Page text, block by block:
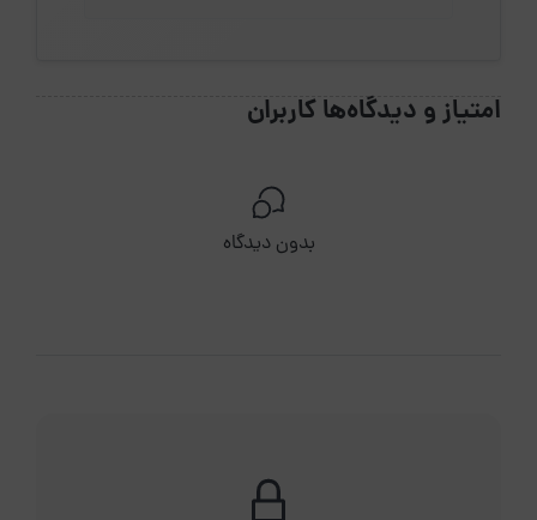
امتیاز و دیدگاه‌ها کاربران
بدون دیدگاه